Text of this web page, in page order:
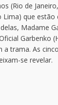
(Rio de
que
Madame
Garbenko
trama. As
se revelar.